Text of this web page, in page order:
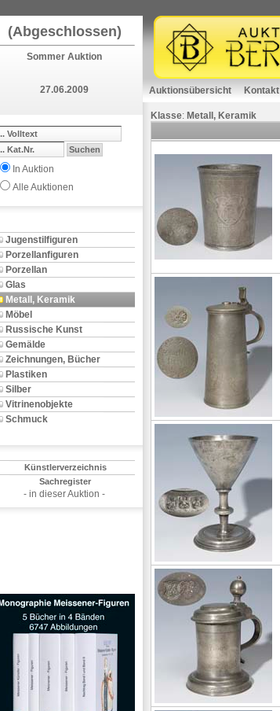
(Abgeschlossen)
Sommer Auktion
27.06.2009
In Auktion
Alle Auktionen
Jugenstilfiguren
Porzellanfiguren
Porzellan
Glas
Metall, Keramik
Möbel
Russische Kunst
Gemälde
Zeichnungen, Bücher
Plastiken
Silber
Vitrinenobjekte
Schmuck
Künstlerverzeichnis
Sachregister
- in dieser Auktion -
Auktionsübersicht Kontakt
Klasse: Metall, Keramik